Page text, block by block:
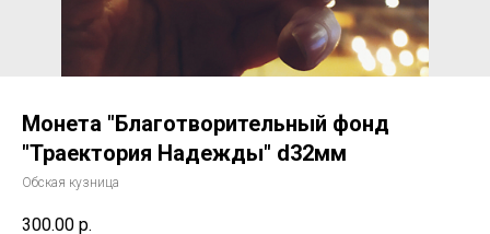
Монета "Благотворительный фонд
"Траектория Надежды" d32мм
Обская кузница
300.00 р.